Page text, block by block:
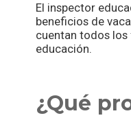
El inspector
beneficios de
cuentan todos
educación.
¿Qué